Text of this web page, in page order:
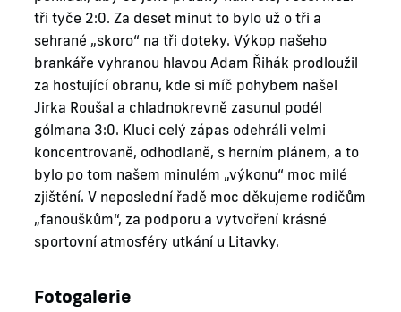
tři tyče 2:0. Za deset minut to bylo už o tři a
sehrané „skoro“ na tři doteky. Výkop našeho
brankáře vyhranou hlavou Adam Řihák prodloužil
za hostující obranu, kde si míč pohybem našel
Jirka Roušal a chladnokrevně zasunul podél
gólmana 3:0. Kluci celý zápas odehráli velmi
koncentrovaně, odhodlaně, s herním plánem, a to
bylo po tom našem minulém „výkonu“ moc milé
zjištění. V neposlední řadě moc děkujeme rodičům
„fanouškům“, za podporu a vytvoření krásné
sportovní atmosféry utkání u Litavky.
Fotogalerie